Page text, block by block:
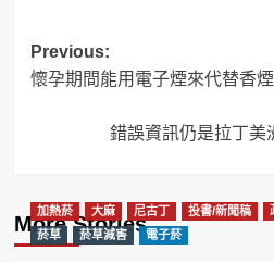
Post
navigation
Previous:
懷孕期間能用電子煙來代替香煙
錯誤資訊仍是拉丁美
More Stories
加熱菸 大麻 尼古丁 投書/新聞稿
菸草
菸草減害 電子菸